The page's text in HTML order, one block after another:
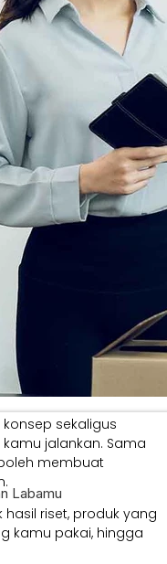
Labamu
sekaligus
jalankan. Sama
membuat
riset, produk yang
kamu pakai, hingga